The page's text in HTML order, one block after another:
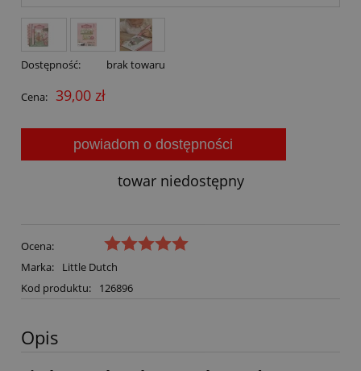
Dostępność: brak towaru
Cena: 39,00 zł
powiadom o dostępności
towar niedostępny
Ocena:
Marka:
Little Dutch
Kod produktu:
126896
Opis